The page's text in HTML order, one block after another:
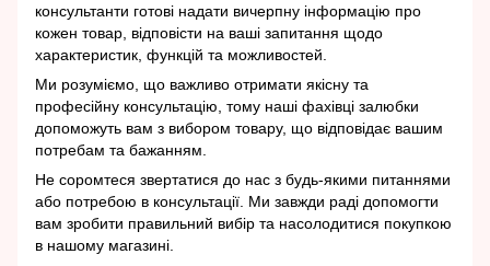
консультанти готові надати вичерпну інформацію про
кожен товар, відповісти на ваші запитання щодо
характеристик, функцій та можливостей.
Ми розуміємо, що важливо отримати якісну та
професійну консультацію, тому наші фахівці залюбки
допоможуть вам з вибором товару, що відповідає вашим
потребам та бажанням.
Не соромтеся звертатися до нас з будь-якими питаннями
або потребою в консультації. Ми завжди раді допомогти
вам зробити правильний вибір та насолодитися покупкою
в нашому магазині.